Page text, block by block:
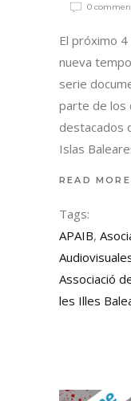
0
El próximo
nueva
serie
parte de los
destacados
Islas
READ MORE
Tags:
APAIB,
Associació
les Illes